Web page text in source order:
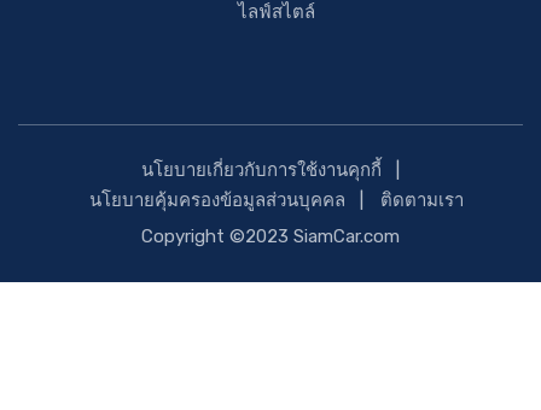
ไลฟ์สไตล์
นโยบายเกี่ยวกับการใช้งานคุกกี้
นโยบายคุ้มครองข้อมูลส่วนบุคคล
ติดตามเรา
Copyright ©2023 SiamCar.com